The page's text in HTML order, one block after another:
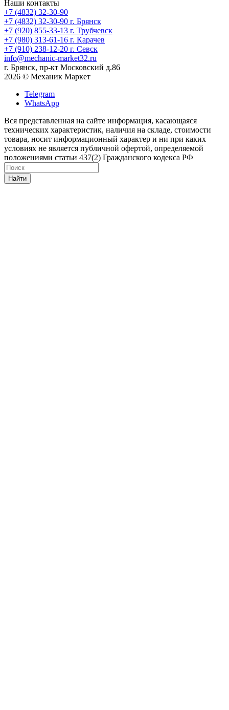
Наши контакты
+7 (4832) 32-30-90
+7 (4832) 32-30-90 г. Брянск
+7 (920) 855-33-13 г. Трубчевск
+7 (980) 313-61-16 г. Карачев
+7 (910) 238-12-20 г. Севск
info@mechanic-market32.ru
г. Брянск, пр-кт Московский д.86
2026 © Механик Маркет
Telegram
WhatsApp
Вся представленная на сайте информация, касающаяся
технических характеристик, наличия на складе, стоимости
товара, носит информационный характер и ни при каких
условиях не является публичной офертой, определяемой
положениями статьи 437(2) Гражданского кодекса РФ
Найти